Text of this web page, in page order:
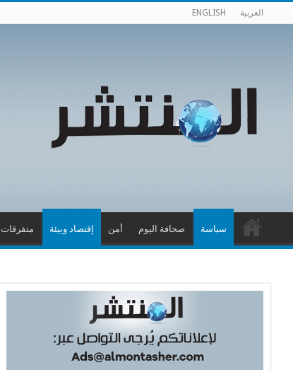
العربية ENGLISH
سياسة صحافة اليوم أمن إقتصاد وبيئة متفرقات